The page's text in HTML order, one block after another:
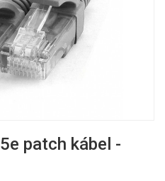
patch kábel -